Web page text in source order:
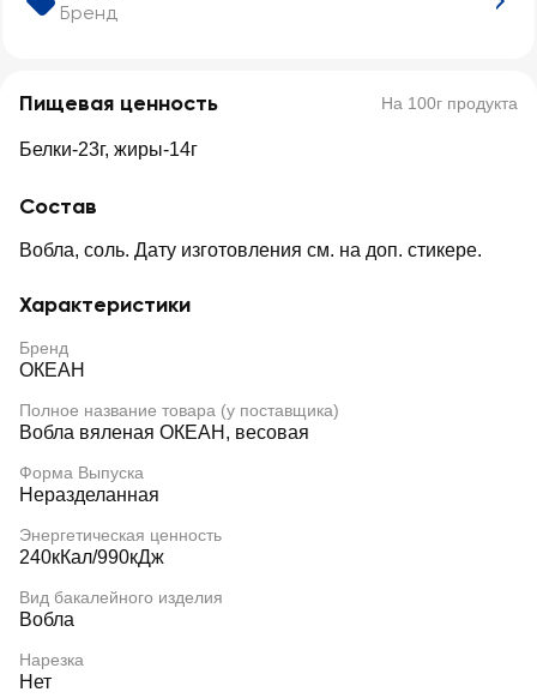
Бренд
Пищевая ценность На 100г продукта
Белки-23г, жиры-14г
Состав
Вобла, соль. Дату изготовления см. на доп. cтикере.
Характеристики
Бренд
ОКЕАН
Полное название товара (у поставщика)
Вобла вяленая ОКЕАН, весовая
Форма Выпуска
Неразделанная
Энергетическая ценность
240кКал/990кДж
Вид бакалейного изделия
Вобла
Нарезка
Нет